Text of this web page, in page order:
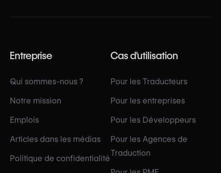
Entreprise
Qui sommes-nous ?
Notre mission
Emplois
Articles dans les médias
Politique de confidentialité
Cas d'utilisation
Pour les Traducteurs
Pour les entreprises
Pour les Développeurs
Pour les Agences de
Traduction